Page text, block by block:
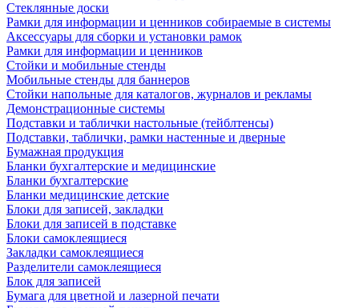
Стеклянные доски
Рамки для информации и ценников собираемые в системы
Аксессуары для сборки и установки рамок
Рамки для информации и ценников
Стойки и мобильные стенды
Мобильные стенды для баннеров
Стойки напольные для каталогов, журналов и рекламы
Демонстрационные системы
Подставки и таблички настольные (тейблтенсы)
Подставки, таблички, рамки настенные и дверные
Бумажная продукция
Бланки бухгалтерские и медицинские
Бланки бухгалтерские
Бланки медицинские детские
Блоки для записей, закладки
Блоки для записей в подставке
Блоки самоклеящиеся
Закладки самоклеящиеся
Разделители самоклеящиеся
Блок для записей
Бумага для цветной и лазерной печати